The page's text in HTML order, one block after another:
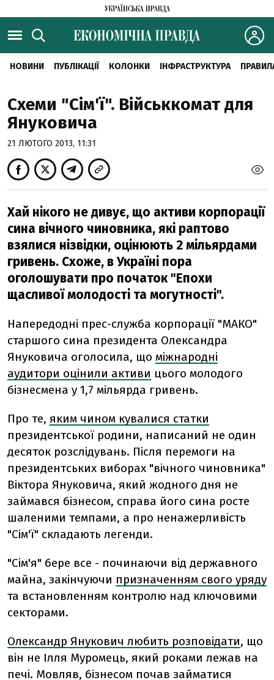
НОВИНИ ПУБЛІКАЦІЇ КОЛОНКИ ІНФРАСТРУКТУРА
Схеми "Сім'ї". Військкомат для
Януковича
21 ЛЮТОГО 2013, 11:31
Хай нікого не дивує, що активи корпорації
сина вічного чиновника, які раптово
взялися нізвідки, оцінюють 2 мільярдами
гривень. Схоже, в Україні пора
оголошувати про початок "Епохи
щасливої молодості та могутності".
Напередодні прес-служба корпорації "МАКО"
старшого сина президента Олександра
Януковича оголосила, що міжнародні
аудитори оцінили активи цього молодого
бізнесмена у 1,7 мільярда гривень.
Про те, яким чином кувалися статки
президентської родини, написаний не один
десяток розслідувань. Після перемоги на
президентських виборах "вічного чиновника"
Віктора Януковича, який жодного дня не
займався бізнесом, справа його сина росте
шаленими темпами, а про ненажерливість
"Сім'ї" складають легенди.
"Сім'я" бере все - починаючи від державного
майна, закінчуючи призначенням свого уряду
та встановленням контролю над ключовими
секторами.
Олександр Янукович любить розповідати, що
він не Ілля Муромець, який роками лежав на
печі. Мовляв, бізнесом почав займатися